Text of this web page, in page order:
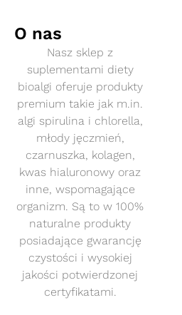
O nas
Nasz sklep z
suplementami diety
bioalgi oferuje produkty
premium takie jak m.in.
algi spirulina i chlorella,
młody jęczmień,
czarnuszka, kolagen,
kwas hialuronowy oraz
inne, wspomagające
organizm. Są to w 100%
naturalne produkty
posiadające gwarancję
czystości i wysokiej
jakości potwierdzonej
certyfikatami.